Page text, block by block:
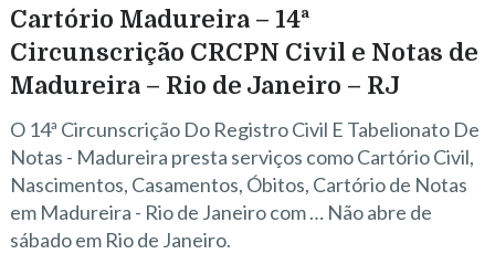
Cartório Madureira – 14ª
Circunscrição CRCPN Civil e Notas de
Madureira – Rio de Janeiro – RJ
O 14ª Circunscrição Do Registro Civil E Tabelionato De
Notas - Madureira presta serviços como Cartório Civil,
Nascimentos, Casamentos, Óbitos, Cartório de Notas
em Madureira - Rio de Janeiro com … Não abre de
sábado em Rio de Janeiro.